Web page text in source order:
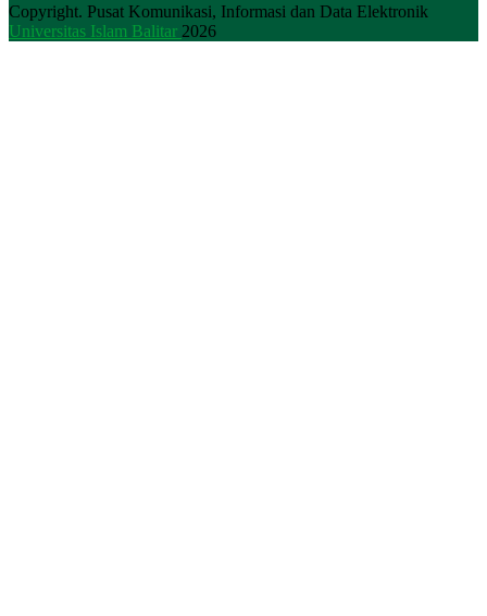
Copyright. Pusat Komunikasi, Informasi dan Data Elektronik
Universitas Islam Balitar 2026